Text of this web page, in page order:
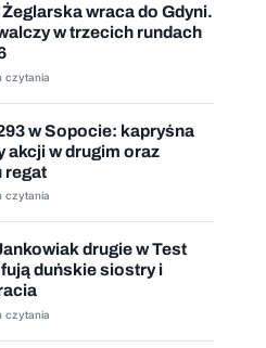
wraca do Gdyni.
w trzecich rundach
czytania
w Sopocie: kapryśna
akcji w drugim oraz
regat
czytania
drugie w Test
duńskie siostry i
czytania